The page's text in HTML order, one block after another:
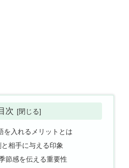
次
を入れるメリットとは
相手に与える印象
節感を伝える重要性